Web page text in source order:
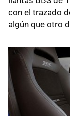
con el trazado
algún que otro